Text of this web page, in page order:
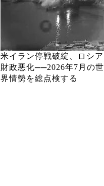
米イラン停戦破綻、ロシア
財政悪化──2026年7月の世
界情勢を総点検する